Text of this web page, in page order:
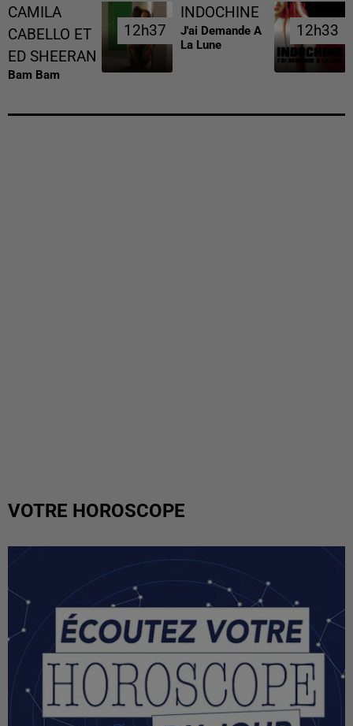
CAMILA
CABELLO ET
ED SHEERAN
Bam Bam
12h37
12h37
INDOCHINE
J'ai Demande A
La Lune
12h33
12h33
VOTRE HOROSCOPE